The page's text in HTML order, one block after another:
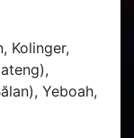
Kolinger,
Yeboah,